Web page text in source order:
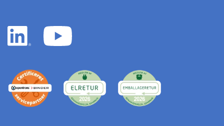
LinkedIn
white
YouTube
white